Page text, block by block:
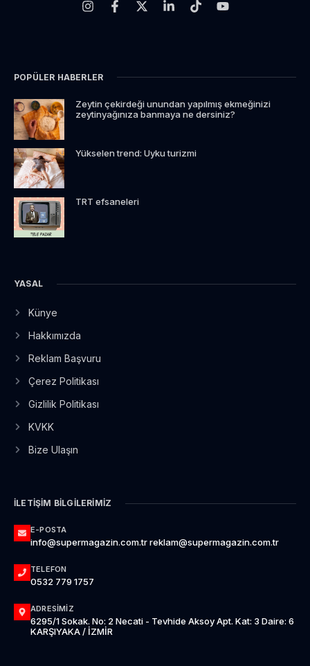
POPÜLER HABERLER
Zeytin çekirdeği unundan yapılmış ekmeğinizi
zeytinyağınıza banmaya ne dersiniz?
Yükselen trend: Uyku turizmi
TRT efsaneleri
YASAL
Künye
Hakkımızda
Reklam Başvuru
Çerez Politikası
Gizlilik Politikası
KVKK
Bize Ulaşın
İLETIŞIM BILGILERIMIZ
E-POSTA
info@supermagazin.com.tr reklam@supermagazin.com.tr
TELEFON
0532 779 1757
ADRESIMIZ
6295/1 Sokak. No: 2 Necati - Tevhide Aksoy Apt. Kat: 3 Daire: 6
KARŞIYAKA / İZMİR